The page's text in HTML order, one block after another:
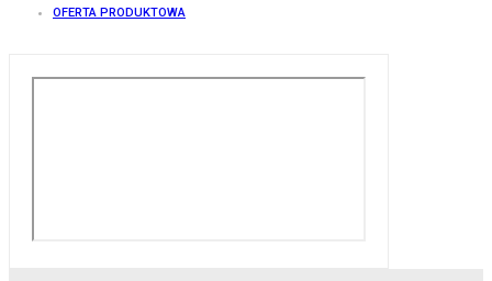
OFERTA PRODUKTOWA